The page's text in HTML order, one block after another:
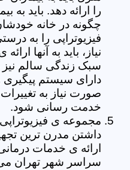
را ارائه دهد. باید به
چگونه در خانه
فیزیوتراپی را به
نیاز، باید به آنها
سبک زندگی سالم نیز
دارای سیستم پیگیری و
صورت نیاز به تغییرات
خدمت رسانی شود.
مجموعه ی فیزیوتراپی
داشتن مدرن ترین
ارائه ی خدمات
سراسر شهر تهران